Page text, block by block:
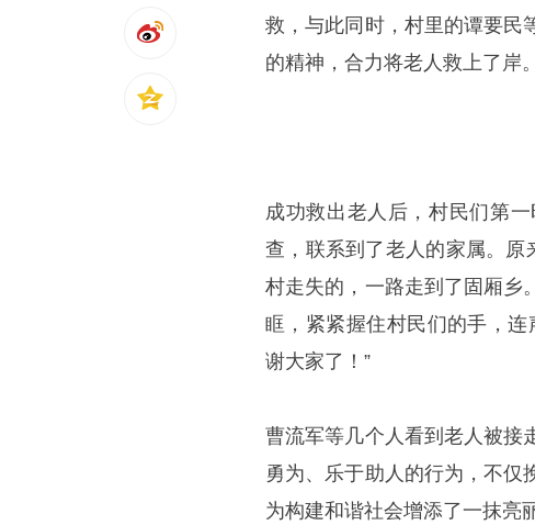
救，与此同时，村里的谭要民
的精神，合力将老人救上了岸。
成功救出老人后，村民们第
查，联系到了老人的家属。原
村走失的，一路走到了固厢乡
眶，紧紧握住村民们的手，
谢大家了！”
曹流军等几个人看到老人被接
勇为、乐于助人的行为，不仅
为构建和谐社会增添了一抹亮